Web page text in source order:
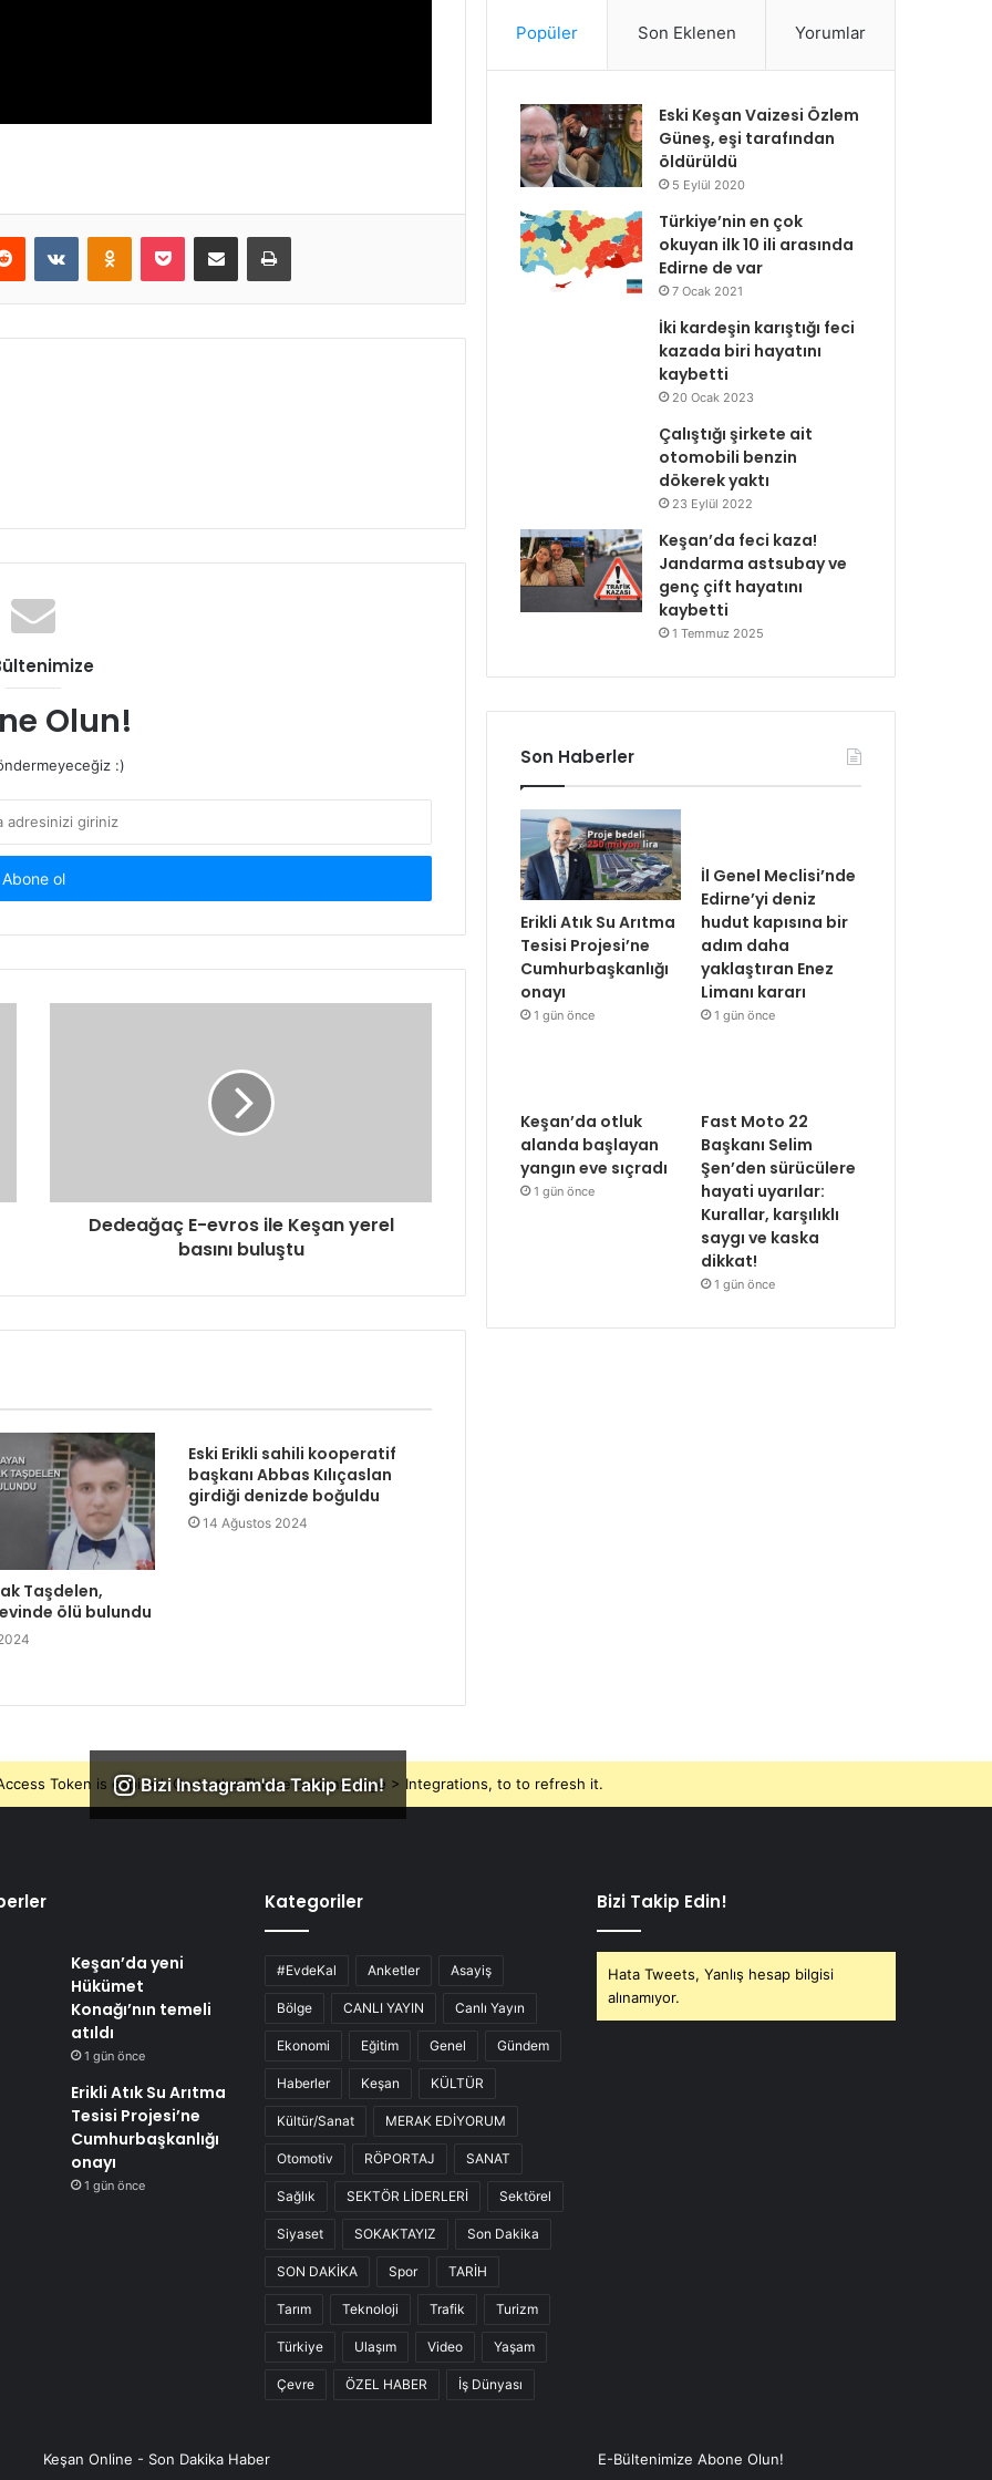
Olun!
:)
Dedeağaç E-evros ile Keşan yerel
basını buluştu
Taşdelen,
ölü bulundu
Eski Erikli sahili kooperatif
başkanı Abbas Kılıçaslan
girdiği denizde boğuldu
14 Ağustos 2024
Popüler Son Eklenen Yorumlar
Eski Keşan Vaizesi Özlem
Güneş, eşi tarafından
öldürüldü
5 Eylül 2020
Türkiye’nin en çok
okuyan ilk 10 ili arasında
Edirne de var
7 Ocak 2021
İki kardeşin karıştığı feci
kazada biri hayatını
kaybetti
20 Ocak 2023
Çalıştığı şirkete ait
otomobili benzin
dökerek yaktı
23 Eylül 2022
Keşan’da feci kaza!
Jandarma astsubay ve
genç çift hayatını
kaybetti
1 Temmuz 2025
Son Haberler
Erikli Atık Su Arıtma
Tesisi Projesi’ne
Cumhurbaşkanlığı
onayı
1 gün önce
İl Genel Meclisi’nde
Edirne’yi deniz
hudut kapısına bir
adım daha
yaklaştıran Enez
Limanı kararı
1 gün önce
Keşan’da otluk
alanda başlayan
yangın eve sıçradı
1 gün önce
Fast Moto 22
Başkanı Selim
Şen’den sürücülere
hayati uyarılar:
Kurallar, karşılıklı
saygı ve kaska
dikkat!
1 gün önce
Bizi Instagram'da Takip Edin!
Token is expired, Go to the Theme options page > Integrations, to to refresh it.
Keşan’da yeni
Hükümet
Konağı’nın temeli
atıldı
1 gün önce
Erikli Atık Su Arıtma
Tesisi Projesi’ne
Cumhurbaşkanlığı
onayı
1 gün önce
Kategoriler
#EvdeKal Anketler Asayiş
Bölge CANLI YAYIN Canlı Yayın
Ekonomi Eğitim Genel Gündem
Haberler Keşan KÜLTÜR
Kültür/Sanat MERAK EDİYORUM
Otomotiv RÖPORTAJ SANAT
Sağlık SEKTÖR LİDERLERİ Sektörel
Siyaset SOKAKTAYIZ Son Dakika
SON DAKİKA Spor TARİH
Tarım Teknoloji Trafik Turizm
Türkiye Ulaşım Video Yaşam
Çevre ÖZEL HABER İş Dünyası
Bizi Takip Edin!
Hata Tweets, Yanlış hesap bilgisi
alınamıyor.
Keşan Online - Son Dakika Haber E-Bültenimize Abone Olun!